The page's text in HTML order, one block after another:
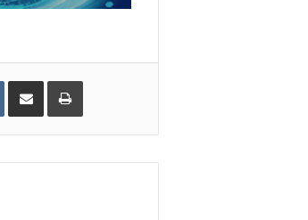
VKontakte E-Posta ile paylaş